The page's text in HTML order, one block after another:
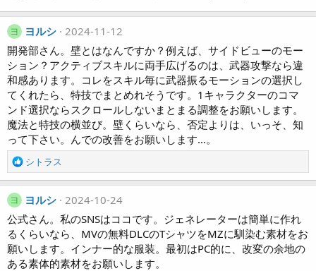
ヨ ヨルシ 2024-11-12
開発部さん。壁とはなんですか？例えば、サイドビューのモー
ション？アクティブスキルに両手広げるのは、武器攻撃なら違
和感あります。コレをスキル毎に武器振るモーションの選択し
てくれたら、特技でまとめれそうです。1キャラクターのコマ
ンド選択ならスクロールしないまとまる調整をお願いします。
魔法と特技の横並び。壁くらいなら、否定よりは、いっそ、知
って下さい。んでの改善をお願いします…。
R
e
a
c
t
i
o
n
s
シトラス
ヨ ヨルシ 2024-10-24
公式さん。私のSNSはココです。ジェネレーターは簡単に作れ
るくらいなら、MVの無料DLCのTシャツをMZに馴染む素材をお
願いします。インナー的な服装。最初はPC的に、改変の余地の
ある素体的素材をお願いします。